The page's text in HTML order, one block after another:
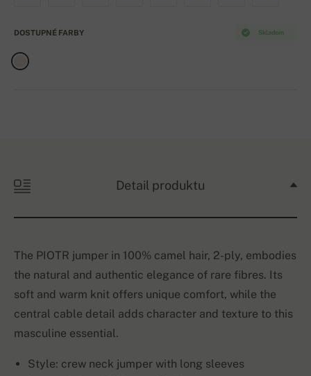
Skladom
DOSTUPNÉ FARBY
Detail produktu
The PIOTR jumper in 100% camel hair, 2-ply, embodies
the natural and authentic elegance of rare fibres. Its
soft and warm knit offers unique comfort, while the
central cable detail adds character and texture to this
masculine essential.
Style: crew neck jumper with long sleeves